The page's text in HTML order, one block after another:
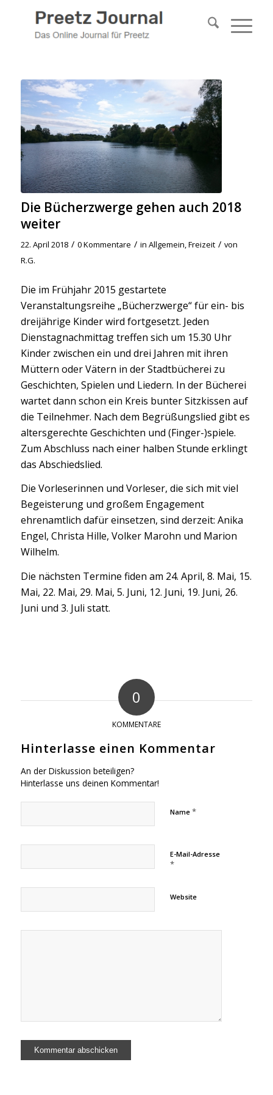
Die Bücherzwerge gehen auch 2018
weiter
22. April 2018 / 0 Kommentare / in Allgemein,Freizeit / von
R.G.
Die im Frühjahr 2015 gestartete
Veranstaltungsreihe „Bücherzwerge“ für ein- bis
dreijährige Kinder wird fortgesetzt. Jeden
Dienstagnachmittag treffen sich um 15.30 Uhr
Kinder zwischen ein und drei Jahren mit ihren
Müttern oder Vätern in der Stadtbücherei zu
Geschichten, Spielen und Liedern. In der Bücherei
wartet dann schon ein Kreis bunter Sitzkissen auf
die Teilnehmer. Nach dem Begrüßungslied gibt es
altersgerechte Geschichten und (Finger-)spiele.
Zum Abschluss nach einer halben Stunde erklingt
das Abschiedslied.
Die Vorleserinnen und Vorleser, die sich mit viel
Begeisterung und großem Engagement
ehrenamtlich dafür einsetzen, sind derzeit: Anika
Engel, Christa Hille, Volker Marohn und Marion
Wilhelm.
Die nächsten Termine fiden am 24. April, 8. Mai, 15.
Mai, 22. Mai, 29. Mai, 5. Juni, 12. Juni, 19. Juni, 26.
Juni und 3. Juli statt.
0
KOMMENTARE
Hinterlasse einen Kommentar
An der Diskussion beteiligen?
Hinterlasse uns deinen Kommentar!
Name *
E-Mail-Adresse
*
Website